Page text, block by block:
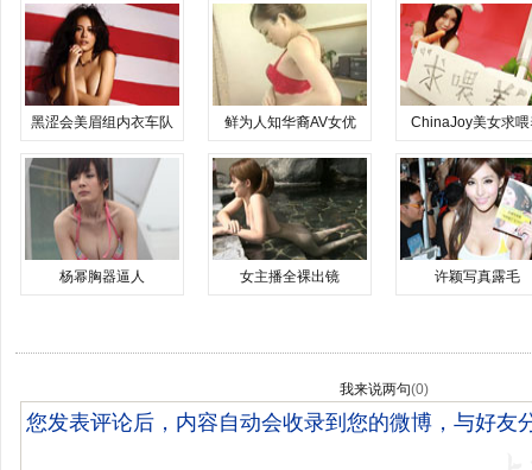
黑涩会美眉组内衣车队 鲜为人知华裔AV女优 ChinaJoy美女求喂
杨幂胸器逼人 女主播全裸出镜 许颖写真露毛
我来说两句(0)